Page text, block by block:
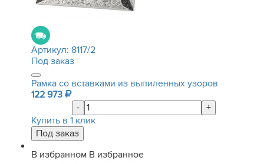
Артикул: 8117/2
Под заказ
Рамка со вставками из выпиленных узоров
122 973
-
+
Купить в 1 клик
В избранном В избранное